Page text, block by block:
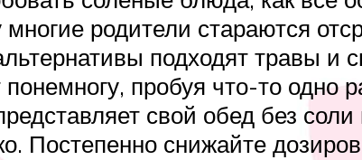
родители стараются
подходят травы и
пробуя что-то одно
свой обед без
Постепенно снижайте